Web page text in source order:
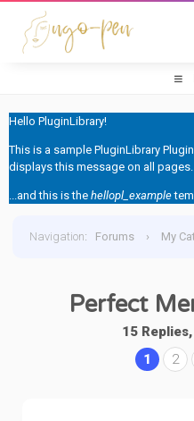
Hello PluginLibrary!
This is a sample PluginLibrary
displays this message on all pages.
...and this is the hellopl_example
Navigation: Forums › My
Perfect
15
1
2